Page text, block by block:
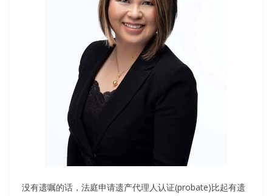
没有遗嘱的话，法庭申请遗产代理人认证(probate)比起有遗